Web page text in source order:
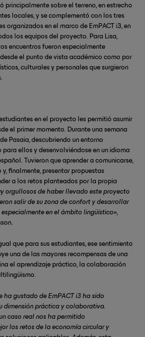
principalmente sobre el terreno, en estrecho
locales, y se complementó con los tres
organizados en el marco de EmPACT i3, en
los equipos del proyecto. Para Lisa,
encuentros fueron especialmente
el punto de vista académico como por
culturales y personales que surgieron
en el proyecto les permitió asumir
el primer momento. Durante una semana
Pasaia, descubriendo un entorno
ellos y desenvolviéndose en un idioma
Tuvieron que aprender a comunicarse,
finalmente, presentar propuestas
a los retos planteados por la propia
orgullosos de haber llevado este proyecto
salir de su zona de confort y desarrollar
en el ámbito lingüístico»,
que para sus estudiantes, ese sentimiento
una de las mayores recompensas de una
el aprendizaje práctico, la colaboración
ha gustado de EmPACT i3 ha sido
dimensión práctica y colaborativa.
caso real nos ha permitido
los retos de la economía circular y